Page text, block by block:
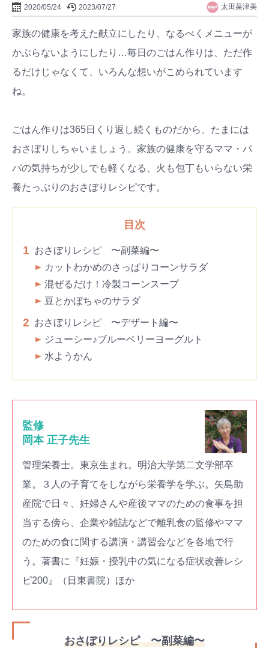
2020/05/24 2023/07/27 太田菜津美
家族の健康を考えた献立にしたり、なるべくメニューが
かぶらないようにしたり…毎日のごはん作りは、ただ作
るだけじゃなくて、いろんな想いがこめられています
ね。
ごはん作りは365日くり返し続くものだから、たまには
おさぼりしちゃいましょう。家族の健康を守るママ・パ
パの気持ちが少しでも軽くなる、火も包丁もいらない栄
養たっぷりのおさぼりレシピです。
目次
1 おさぼりレシピ 〜副菜編〜
カットわかめのさっぱりコーンサラダ
混ぜるだけ！冷製コーンスープ
豆とかぼちゃのサラダ
2 おさぼりレシピ 〜デザート編〜
ジューシー♪ブルーベリーヨーグルト
水ようかん
監修
岡本 正子先生
管理栄養士。東京生まれ。明治大学第二文学部卒
業。３人の子育てをしながら栄養学を学ぶ。矢島助
産院で日々、妊婦さんや産後ママのための食事を担
当する傍ら、企業や雑誌などで離乳食の監修やママ
のための食に関する講演・講習会などを各地で行
う。著書に『妊娠・授乳中の気になる症状改善レシ
ピ200』（日東書院）ほか
おさぼりレシピ 〜副菜編〜